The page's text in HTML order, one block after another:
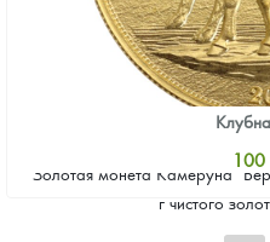
Золотая монета Камеруна
г чистого